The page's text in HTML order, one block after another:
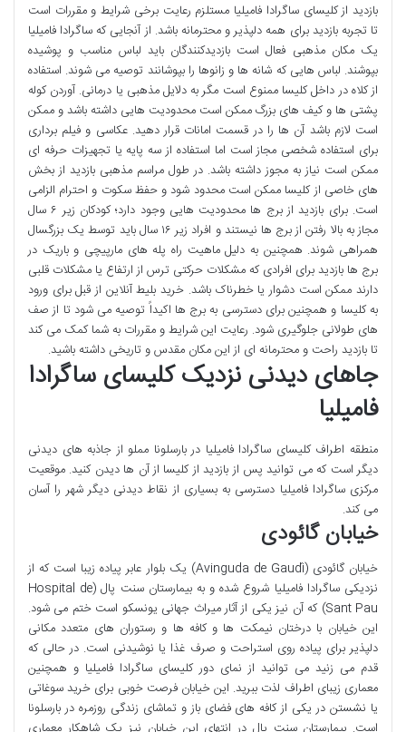
بازدید از کلیسای ساگرادا فامیلیا مستلزم رعایت برخی شرایط و مقررات است
تا تجربه بازدید برای همه دلپذیر و محترمانه باشد. از آنجایی که ساگرادا فامیلیا
یک مکان مذهبی فعال است بازدیدکنندگان باید لباس مناسب و پوشیده
بپوشند. لباس هایی که شانه ها و زانوها را بپوشانند توصیه می شوند. استفاده
از کلاه در داخل کلیسا ممنوع است مگر به دلایل مذهبی یا درمانی. آوردن کوله
پشتی ها و کیف های بزرگ ممکن است محدودیت هایی داشته باشد و ممکن
است لازم باشد آن ها را در قسمت امانات قرار دهید. عکاسی و فیلم برداری
برای استفاده شخصی مجاز است اما استفاده از سه پایه یا تجهیزات حرفه ای
ممکن است نیاز به مجوز داشته باشد. در طول مراسم مذهبی بازدید از بخش
های خاصی از کلیسا ممکن است محدود شود و حفظ سکوت و احترام الزامی
است. برای بازدید از برج ها محدودیت هایی وجود دارد؛ کودکان زیر ۶ سال
مجاز به بالا رفتن از برج ها نیستند و افراد زیر ۱۶ سال باید توسط یک بزرگسال
همراهی شوند. همچنین به دلیل ماهیت راه پله های مارپیچی و باریک در
برج ها بازدید برای افرادی که مشکلات حرکتی ترس از ارتفاع یا مشکلات قلبی
دارند ممکن است دشوار یا خطرناک باشد. خرید بلیط آنلاین از قبل برای ورود
به کلیسا و همچنین برای دسترسی به برج ها اکیداً توصیه می شود تا از صف
های طولانی جلوگیری شود. رعایت این شرایط و مقررات به شما کمک می کند
تا بازدید راحت و محترمانه ای از این مکان مقدس و تاریخی داشته باشید.
جاهای دیدنی نزدیک کلیسای ساگرادا
فامیلیا
منطقه اطراف کلیسای ساگرادا فامیلیا در بارسلونا مملو از جاذبه های دیدنی
دیگر است که می توانید پس از بازدید از کلیسا از آن ها دیدن کنید. موقعیت
مرکزی ساگرادا فامیلیا دسترسی به بسیاری از نقاط دیدنی دیگر شهر را آسان
می کند.
خیابان گائودی
خیابان گائودی (Avinguda de Gaudí) یک بلوار عابر پیاده زیبا است که از
نزدیکی ساگرادا فامیلیا شروع شده و به بیمارستان سنت پال (Hospital de
Sant Pau) که آن نیز یکی از آثار میراث جهانی یونسکو است ختم می شود.
این خیابان با درختان نیمکت ها و کافه ها و رستوران های متعدد مکانی
دلپذیر برای پیاده روی استراحت و صرف غذا یا نوشیدنی است. در حالی که
قدم می زنید می توانید از نمای دور کلیسای ساگرادا فامیلیا و همچنین
معماری زیبای اطراف لذت ببرید. این خیابان فرصت خوبی برای خرید سوغاتی
یا نشستن در یکی از کافه های فضای باز و تماشای زندگی روزمره در بارسلونا